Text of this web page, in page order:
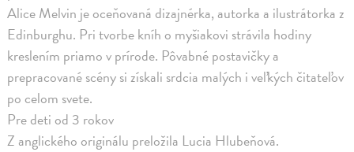
Alice Melvin je oceňovaná dizajnérka, autorka a ilustrátorka z
Edinburghu. Pri tvorbe kníh o myšiakovi strávila hodiny
kreslením priamo v prírode. Pôvabné postavičky a
prepracované scény si získali srdcia malých i veľkých čitateľov
po celom svete.
Pre deti od 3 rokov
Z anglického originálu preložila Lucia Hlubeňová.